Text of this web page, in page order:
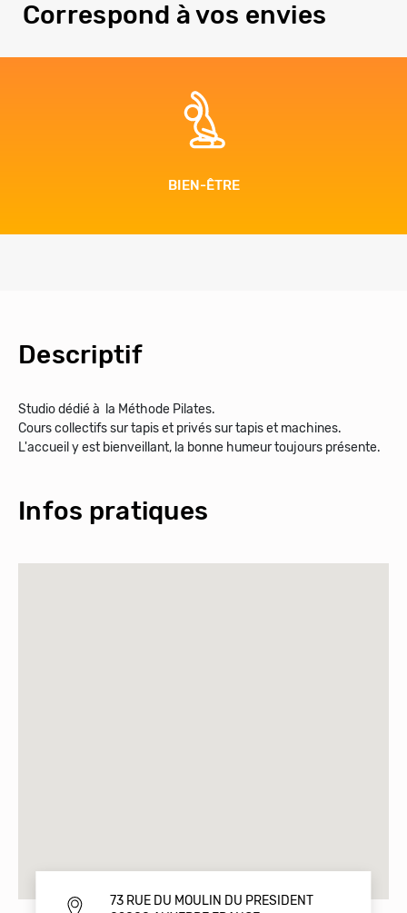
Correspond à vos envies
BIEN-ÊTRE
Descriptif
Studio dédié à la Méthode Pilates.
Cours collectifs sur tapis et privés sur tapis et machines.
L'accueil y est bienveillant, la bonne humeur toujours présente.
Infos pratiques
73 RUE DU MOULIN DU PRESIDENT